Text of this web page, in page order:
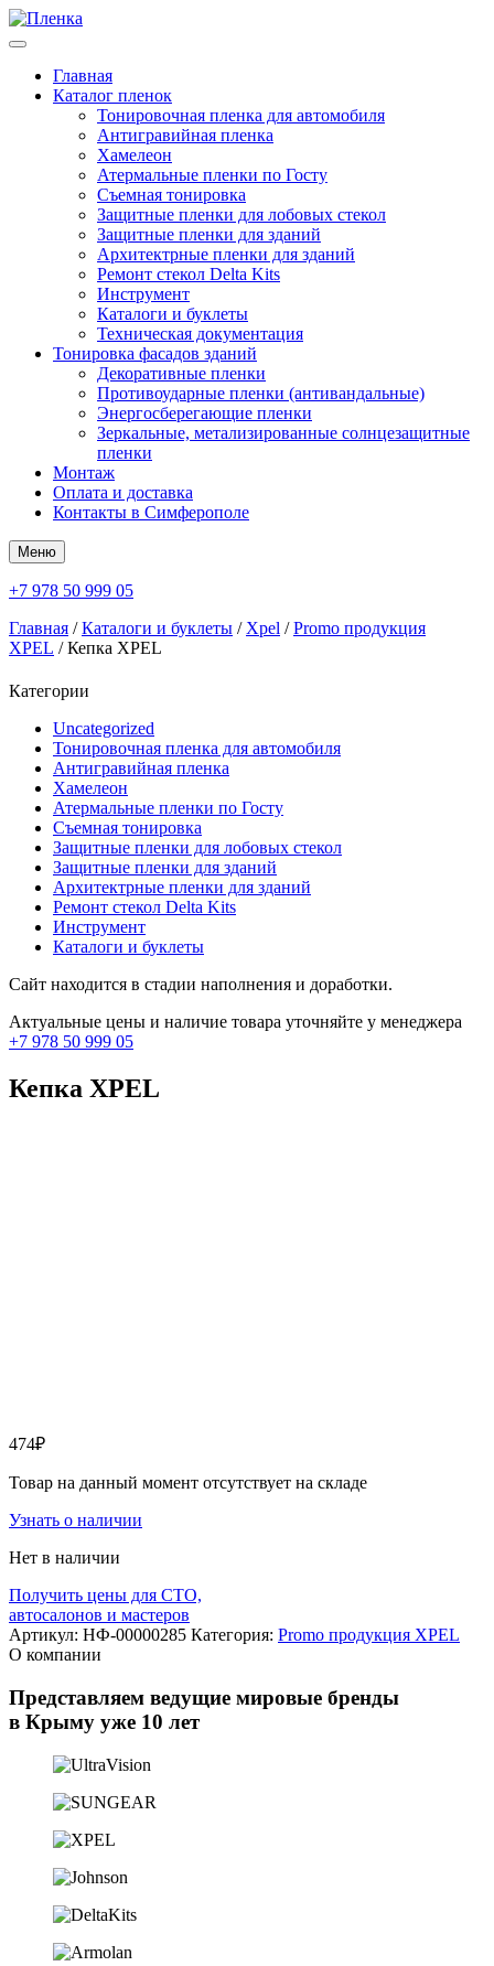
Главная
Каталог пленок
Тонировочная пленка для автомобиля
Антигравийная пленка
Хамелеон
Атермальные пленки по Госту
Съемная тонировка
Защитные пленки для лобовых стекол
Защитные пленки для зданий
Архитектрные пленки для зданий
Ремонт стекол Delta Kits
Инструмент
Каталоги и буклеты
Техническая документация
Тонировка фасадов зданий
Декоративные пленки
Противоударные пленки (антивандальные)
Энергосберегающие пленки
Зеркальные, метализированные солнцезащитные
пленки
Монтаж
Оплата и доставка
Контакты в Симферополе
Меню
+7 978 50 999 05
Главная /Каталоги и буклеты / Xpel /Promo продукция
XPEL / Кепка XPEL
Категории
Uncategorized
Тонировочная пленка для автомобиля
Антигравийная пленка
Хамелеон
Атермальные пленки по Госту
Съемная тонировка
Защитные пленки для лобовых стекол
Защитные пленки для зданий
Архитектрные пленки для зданий
Ремонт стекол Delta Kits
Инструмент
Каталоги и буклеты
Сайт находится в стадии наполнения и доработки.
Актуальные цены и наличие товара уточняйте у менеджера
+7 978 50 999 05
Кепка XPEL
474₽
Товар на данный момент отсутствует на складе
Узнать о наличии
Нет в наличии
Получить цены для СТО,
автосалонов и мастеров
Артикул: НФ-00000285 Категория: Promo продукция XPEL
О компании
Представляем ведущие мировые бренды
в Крыму уже 10 лет